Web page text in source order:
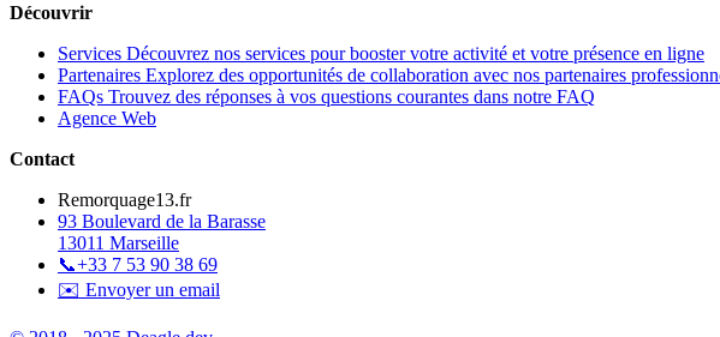
Découvrir
Services Découvrez nos services pour booster votre activité et votre présence en ligne
Partenaires Explorez des opportunités de collaboration avec nos partenaires
FAQs Trouvez des réponses à vos questions courantes dans notre FAQ
Agence Web
Contact
Remorquage13.fr
93 Boulevard de la Barasse
13011 Marseille
📞+33 7 53 90 38 69
✉️ Envoyer un email